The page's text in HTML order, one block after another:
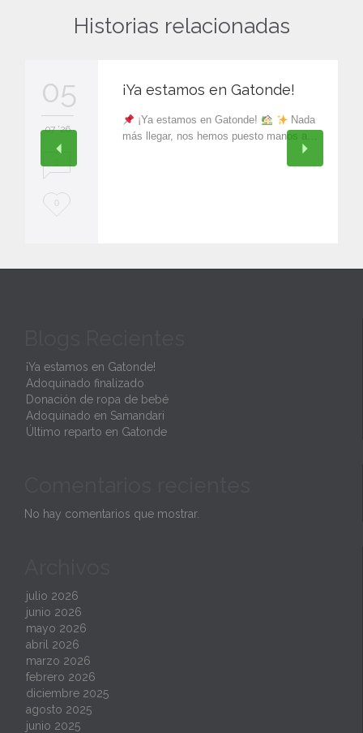
Historias relacionadas
05
07 '26
L
0
¡Ya estamos en Gatonde!
¡Ya estamos en Gatonde!
Nada
más llegar, nos hemos puesto manos a…
¡Ya estamos en Gatonde!
Adoquinado finalizado
Donación de ropa de bebé
Adoquinado en Samandari
Último reparto en Gatonde
No hay comentarios que mostrar.
julio 2026
junio 2026
mayo 2026
abril 2026
marzo 2026
febrero 2026
diciembre 2025
agosto 2025
junio 2025